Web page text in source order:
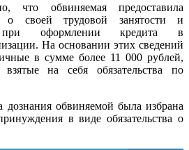
что обвиняемая предоставила
своей трудовой занятости и
при оформлении кредита в
На основании этих сведений
в сумме более 11 000 рублей,
на себя обязательства по
дознания обвиняемой была избрана
в виде обязательства о